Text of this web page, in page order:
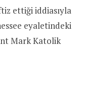
ettiği iddiasıyla
eyaletindeki
Mark Katolik